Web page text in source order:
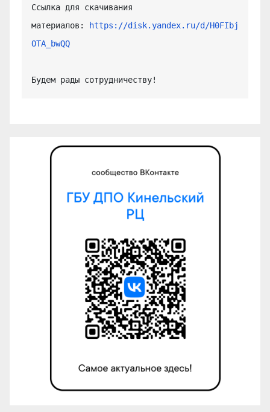
Ссылка для скачивания
материалов:
https://disk.yandex.ru/d/H0FIbj
OTA_bwQQ
Будем рады сотрудничеству!